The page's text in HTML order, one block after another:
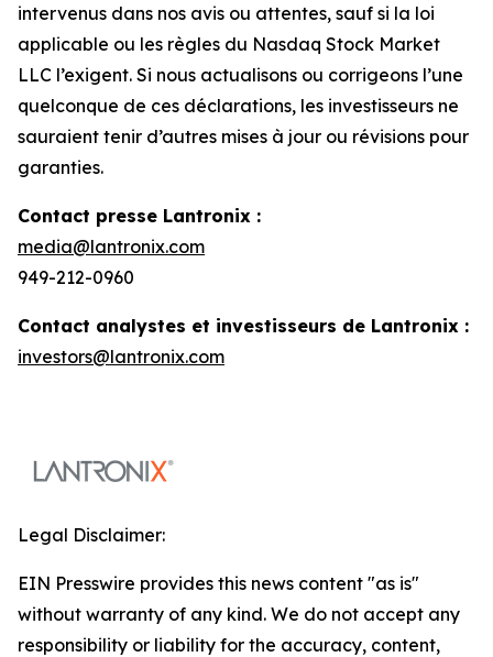
intervenus dans nos avis ou attentes, sauf si la loi
applicable ou les règles du Nasdaq Stock Market
LLC l’exigent. Si nous actualisons ou corrigeons l’une
quelconque de ces déclarations, les investisseurs ne
sauraient tenir d’autres mises à jour ou révisions pour
garanties.
Contact presse Lantronix :
media@lantronix.com
949-212-0960
Contact analystes et investisseurs de Lantronix :
investors@lantronix.com
Legal Disclaimer:
EIN Presswire provides this news content "as is"
without warranty of any kind. We do not accept any
responsibility or liability for the accuracy, content,